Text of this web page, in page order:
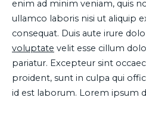
enim ad minim veniam, quis
ullamco laboris nisi ut aliquip
consequat. Duis aute irure
voluptate velit esse cillum
pariatur. Excepteur sint
proident, sunt in culpa qui
id est laborum. Lorem ipsum